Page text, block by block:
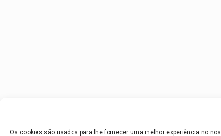
Os cookies são usados para lhe fornecer uma melhor experiência no